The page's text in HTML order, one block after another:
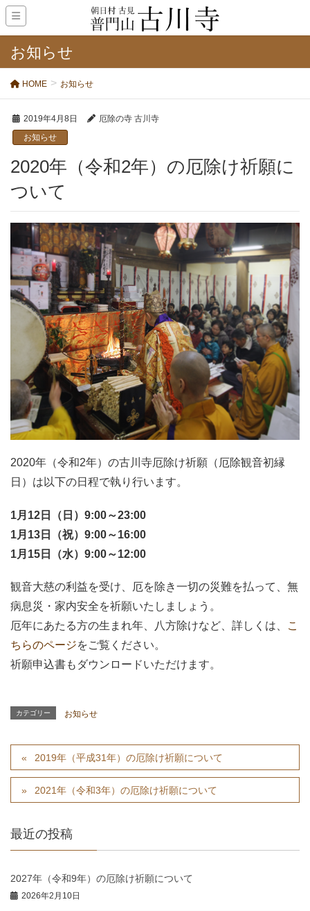
お知らせ
HOME お知らせ
2019年4月8日
厄除の寺 古川寺
お知らせ
2020年（令和2年）の厄除け祈願に
ついて
2020年（令和2年）の古川寺厄除け祈願（厄除観音初縁
日）は以下の日程で執り行います。
1月12日（日）9:00～23:00
1月13日（祝）9:00～16:00
1月15日（水）9:00～12:00
観音大慈の利益を受け、厄を除き一切の災難を払って、無
病息災・家内安全を祈願いたしましょう。
厄年にあたる方の生まれ年、八方除けなど、詳しくは、
こ
ちらのページをご覧ください。
祈願申込書もダウンロードいただけます。
カテゴリー お知らせ
2019年（平成31年）の厄除け祈願について
2021年（令和3年）の厄除け祈願について
最近の投稿
2027年（令和9年）の厄除け祈願について
2026年2月10日